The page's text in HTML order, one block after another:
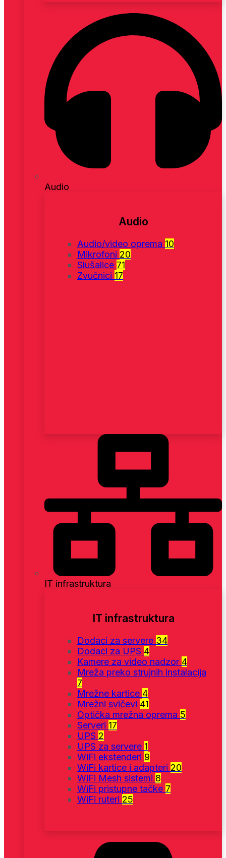
Audio
Audio
Audio/video oprema 10
Mikrofoni 20
Slušalice 71
Zvučnici 17
IT infrastruktura
IT infrastruktura
Dodaci za servere 34
Dodaci za UPS 4
Kamere za video nadzor 4
Mreža preko strujnih instalacija
7
Mrežne kartice 4
Mrežni svičevi 41
Optička mrežna oprema 5
Serveri 17
UPS 2
UPS za servere 1
WiFi ekstenderi 9
WiFi kartice i adapteri 20
WiFi Mesh sistemi 8
WiFi pristupne tačke 7
WiFi ruteri 25